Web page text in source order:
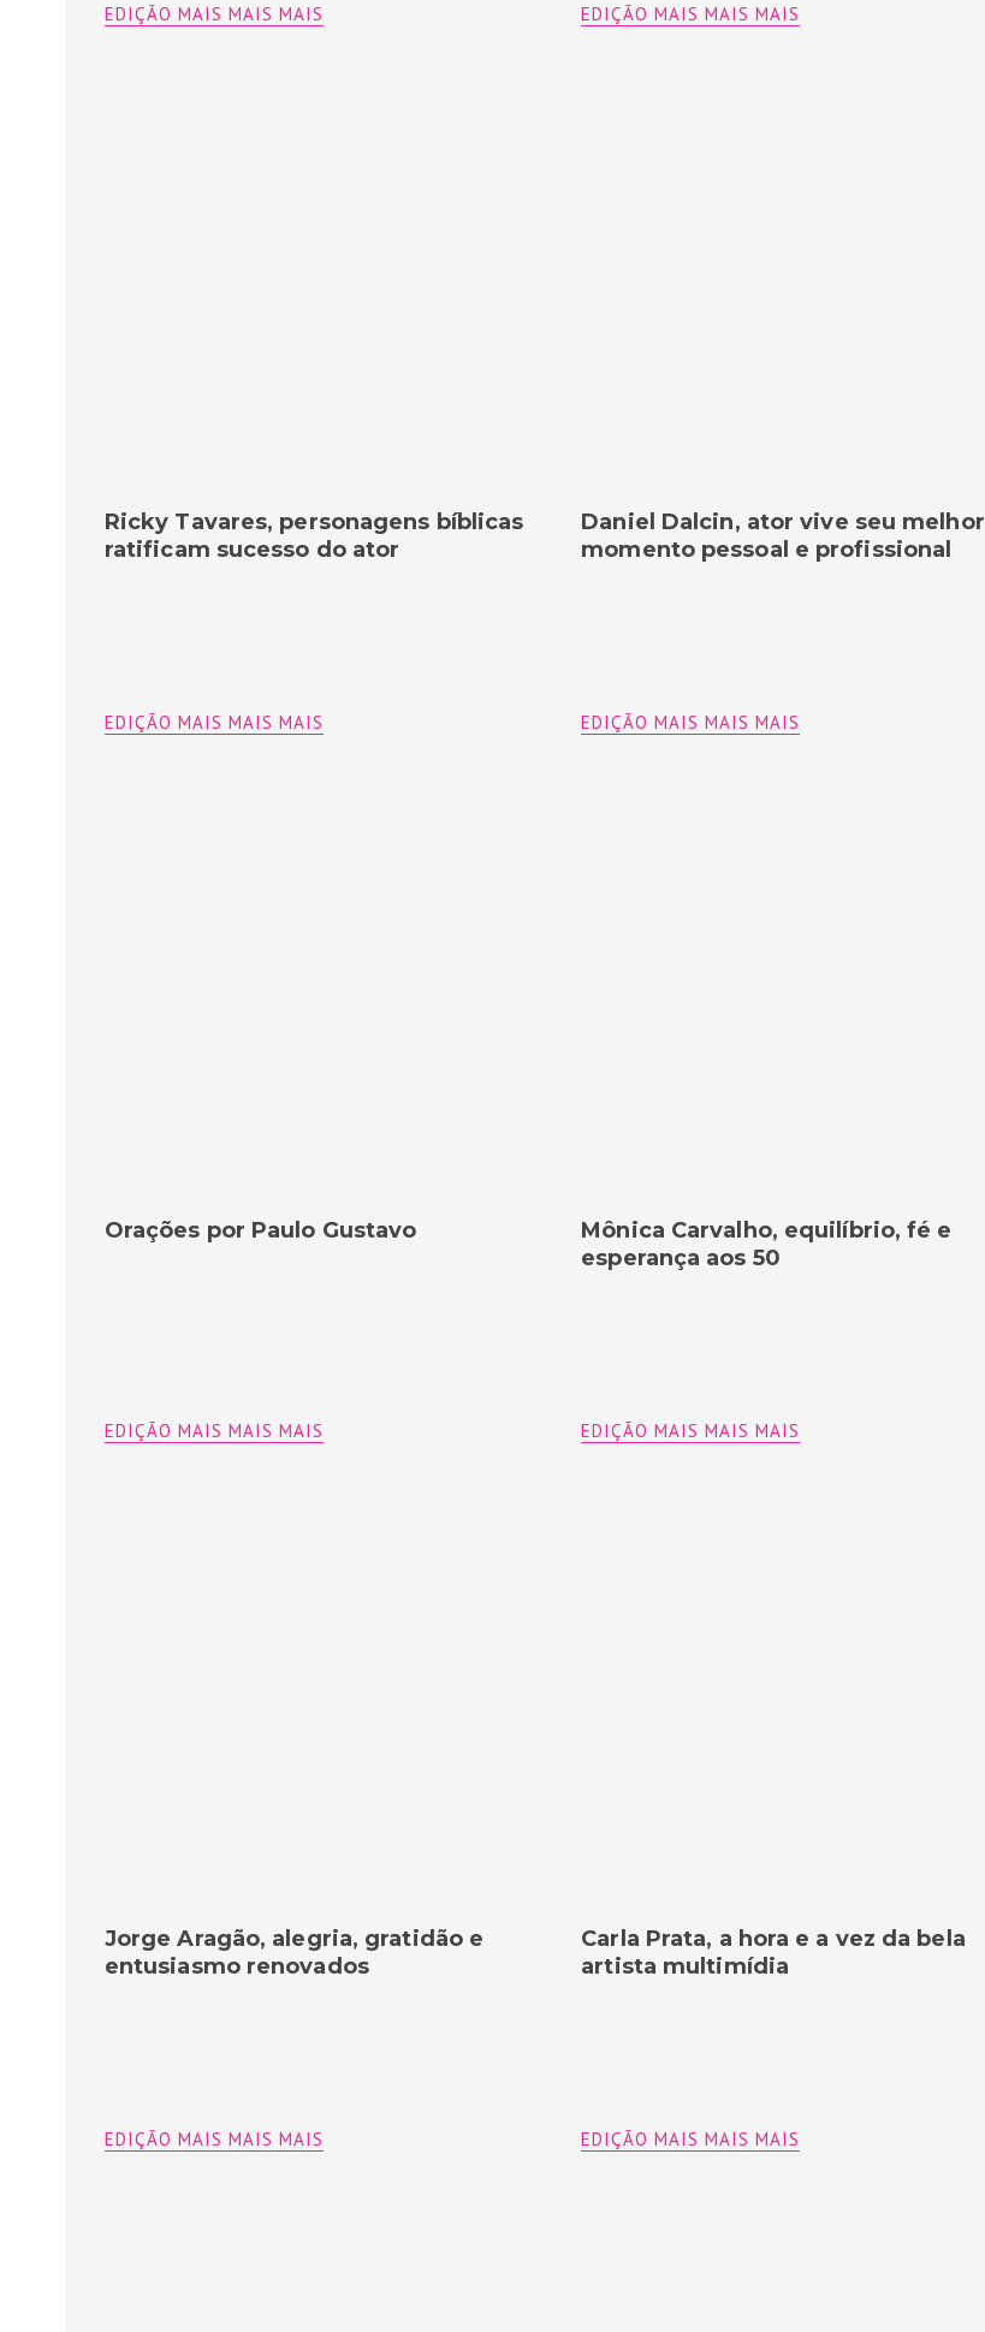
EDIÇÃO MAIS MAIS MAIS
Daniel Dalcin, ator vive seu melhor
momento pessoal e profissional
EDIÇÃO MAIS MAIS MAIS
Ricky Tavares, personagens bíblicas
ratificam sucesso do ator
EDIÇÃO MAIS MAIS MAIS
Mônica Carvalho, equilíbrio, fé e
esperança aos 50
EDIÇÃO MAIS MAIS MAIS
Orações por Paulo Gustavo
EDIÇÃO MAIS MAIS MAIS
Carla Prata, a hora e a vez da bela
artista multimídia
EDIÇÃO MAIS MAIS MAIS
Jorge Aragão, alegria, gratidão e
entusiasmo renovados
EDIÇÃO MAIS MAIS MAIS
EDIÇÃO MAIS MAIS MAIS